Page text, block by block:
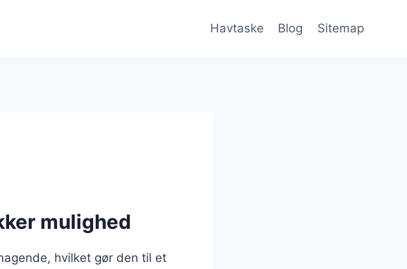
Havtaske Blog Sitemap
mulighed
hvilket gør den til et